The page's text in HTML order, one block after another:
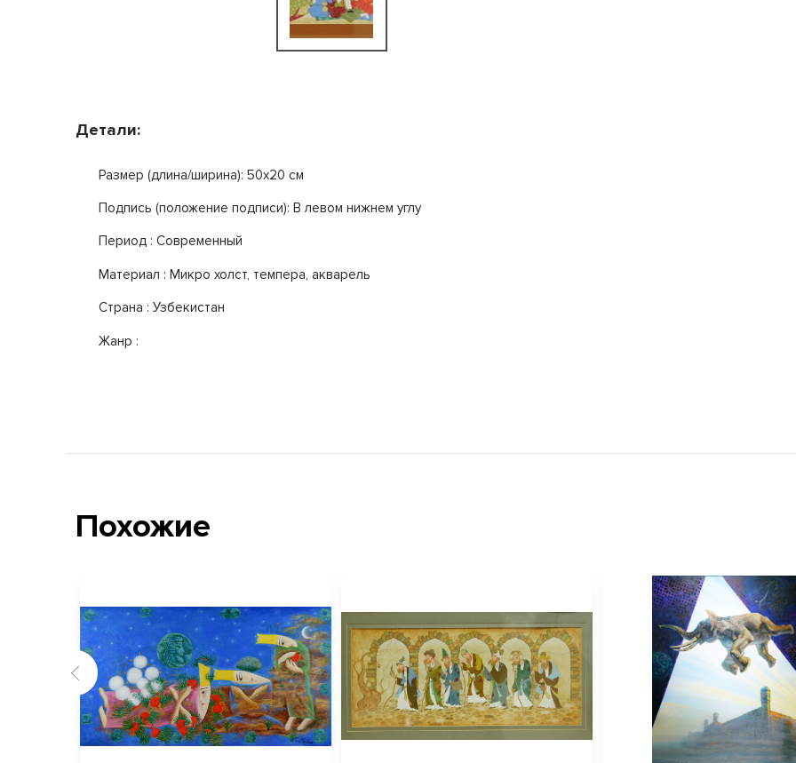
Детали:
Размер (длина/ширина): 50x20 см
Подпись (положение подписи): В левом нижнем углу
Период : Современный
Mатериал : Микро холст, темпера, акварель
Страна : Узбекистан
Жанр :
Похожие